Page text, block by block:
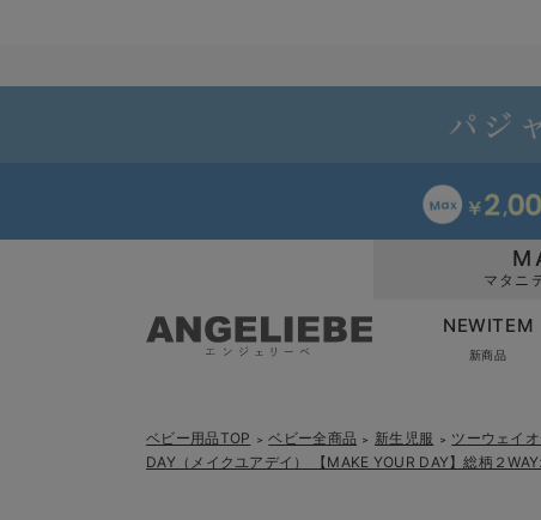
マタニ
NEWITEM
新商品
ベビー用品TOP ＞ ベビー全商品 ＞ 新生児服 ＞ ツーウェイ
DAY（メイクユアデイ） 【MAKE YOUR DAY】総柄２